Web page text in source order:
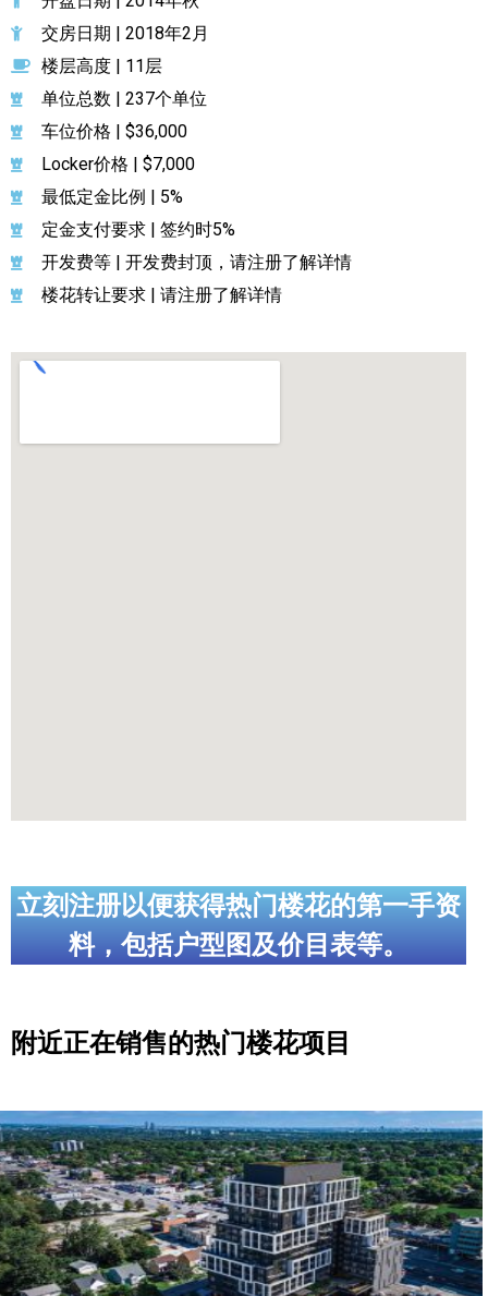
交房日期 | 2018年2月
楼层高度 | 11层
单位总数 | 237个单位
车位价格 | $36,000
Locker价格 | $7,000
最低定金比例 | 5%
定金支付要求 | 签约时5%
开发费等 | 开发费封顶，请注册了解详情
楼花转让要求 | 请注册了解详情
立刻注册以便获得热门楼花的第一手资
料，包括户型图及价目表等。
附近正在销售的热门楼花项目